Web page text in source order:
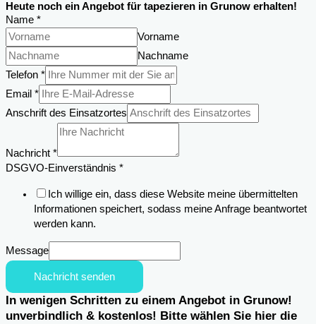
Heute noch ein Angebot für tapezieren in Grunow erhalten!
Name *
Vorname
Nachname
Telefon *
Email *
Anschrift des Einsatzortes
Nachricht *
des
Email
DSGVO-Einverständnis *
Ich willige ein, dass diese Website meine übermittelten
Informationen speichert, sodass meine Anfrage beantwortet
werden kann.
Message
Nachricht senden
In wenigen Schritten zu einem Angebot in Grunow!
unverbindlich & kostenlos! Bitte wählen Sie hier die